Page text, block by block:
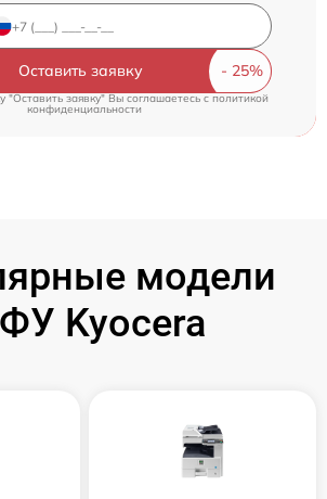
Оставить заявку
"Оставить заявку" Вы соглашаетесь c политикой
конфиденциальности
модели
Kyocera